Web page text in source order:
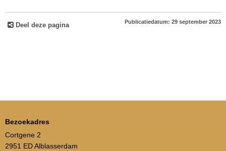
Deel deze pagina Publicatiedatum: 29 september 2023
Bezoekadres
Cortgene 2
2951 ED Alblasserdam